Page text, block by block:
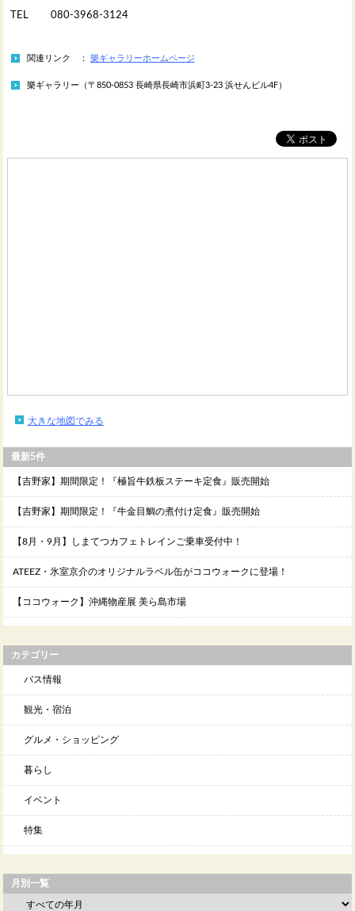
TEL 080-3968-3124
関連リンク ： 樂ギャラリーホームページ
樂ギャラリー（〒850-0853 長崎県長崎市浜町3-23 浜せんビル4F）
大きな地図でみる
最新5件
【吉野家】期間限定！『極旨牛鉄板ステーキ定食』販売開始
【吉野家】期間限定！『牛金目鯛の煮付け定食』販売開始
【8月・9月】しまてつカフェトレインご乗車受付中！
ATEEZ・氷室京介のオリジナルラベル缶がココウォークに登場！
【ココウォーク】沖縄物産展 美ら島市場
カテゴリー
バス情報
観光・宿泊
グルメ・ショッピング
暮らし
イベント
特集
月別一覧